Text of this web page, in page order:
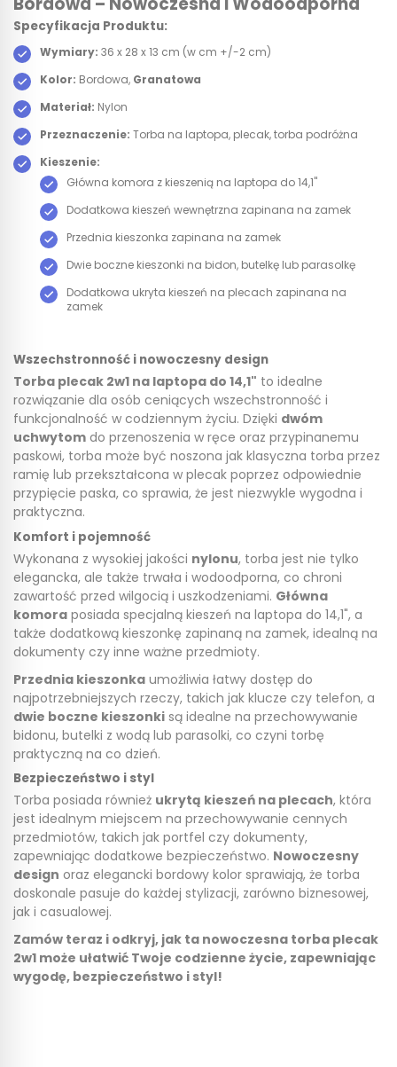
Specyfikacja Produktu:
Wymiary: 36 x 28 x 13 cm (w cm +/-2 cm)
Kolor: Bordowa, Granatowa
Materiał: Nylon
Przeznaczenie: Torba na laptopa, plecak, torba podróżna
Kieszenie:
Główna komora z kieszenią na laptopa do 14,1"
Dodatkowa kieszeń wewnętrzna zapinana na zamek
Przednia kieszonka zapinana na zamek
Dwie boczne kieszonki na bidon, butelkę lub parasolkę
Dodatkowa ukryta kieszeń na plecach zapinana na
zamek
Wszechstronność i nowoczesny design
Torba plecak 2w1 na laptopa do 14,1" to idealne
rozwiązanie dla osób ceniących wszechstronność i
funkcjonalność w codziennym życiu. Dzięki dwóm
uchwytom do przenoszenia w ręce oraz przypinanemu
paskowi, torba może być noszona jak klasyczna torba przez
ramię lub przekształcona w plecak poprzez odpowiednie
przypięcie paska, co sprawia, że jest niezwykle wygodna i
praktyczna.
Komfort i pojemność
Wykonana z wysokiej jakości nylonu, torba jest nie tylko
elegancka, ale także trwała i wodoodporna, co chroni
zawartość przed wilgocią i uszkodzeniami. Główna
komora posiada specjalną kieszeń na laptopa do 14,1", a
także dodatkową kieszonkę zapinaną na zamek, idealną na
dokumenty czy inne ważne przedmioty.
Przednia kieszonka umożliwia łatwy dostęp do
najpotrzebniejszych rzeczy, takich jak klucze czy telefon, a
dwie boczne kieszonki są idealne na przechowywanie
bidonu, butelki z wodą lub parasolki, co czyni torbę
praktyczną na co dzień.
Bezpieczeństwo i styl
Torba posiada również ukrytą kieszeń na plecach, która
jest idealnym miejscem na przechowywanie cennych
przedmiotów, takich jak portfel czy dokumenty,
zapewniając dodatkowe bezpieczeństwo. Nowoczesny
design oraz elegancki bordowy kolor sprawiają, że torba
doskonale pasuje do każdej stylizacji, zarówno biznesowej,
jak i casualowej.
Zamów teraz i odkryj, jak ta nowoczesna torba plecak
2w1 może ułatwić Twoje codzienne życie, zapewniając
wygodę, bezpieczeństwo i styl!